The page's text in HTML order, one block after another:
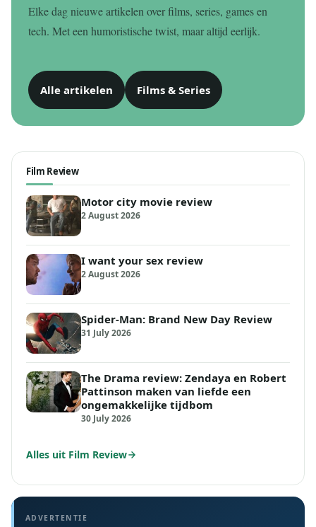
Elke dag nieuwe artikelen over films, series, games en
tech. Met een humoristische twist, maar altijd eerlijk.
Alle artikelen Films & Series
Film Review
Motor city movie review
2 August 2026
I want your sex review
2 August 2026
Spider-Man: Brand New Day Review
31 July 2026
The Drama review: Zendaya en Robert
Pattinson maken van liefde een
ongemakkelijke tijdbom
30 July 2026
Alles uit Film Review
ADVERTENTIE